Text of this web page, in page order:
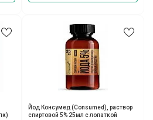
Йод Консумед (Consumed), раствор
спиртовой 5% 25мл с лопаткой